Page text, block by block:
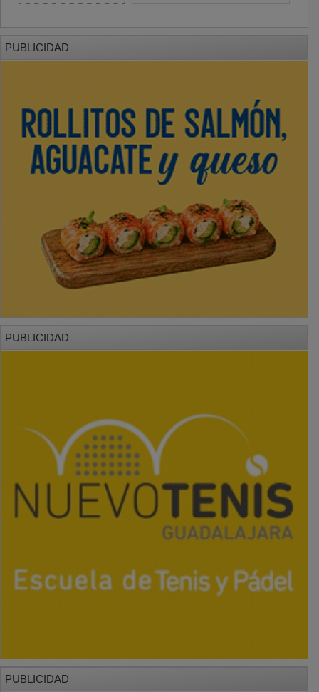
PUBLICIDAD
PUBLICIDAD
PUBLICIDAD